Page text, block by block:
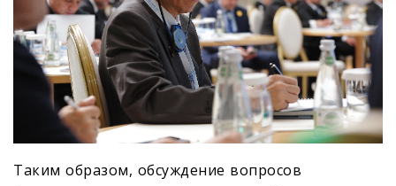
Таким образом, обсуждение вопросов